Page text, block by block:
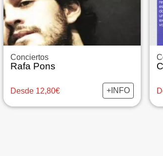
Conciertos
Rafa Pons
Desde 12,80€ +INFO